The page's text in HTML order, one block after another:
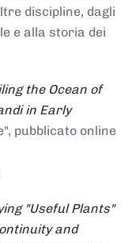
discipline, dagli
e alla storia dei
the Ocean of
in Early
pubblicato online
"Useful Plants"
and